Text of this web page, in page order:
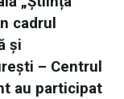
cadrul
și
– Centrul
au participat